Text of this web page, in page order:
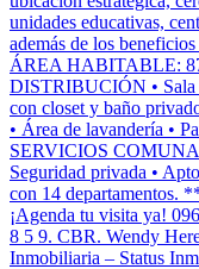
unidades educativas,
además de los
ÁREA HABITABLE:
DISTRIBUCIÓN • Sala
con closet y baño
• Área de lavandería •
SERVICIOS
Seguridad privada •
con 14
¡Agenda tu visita ya!
8 5 9. CBR. Wendy
Inmobiliaria – Status